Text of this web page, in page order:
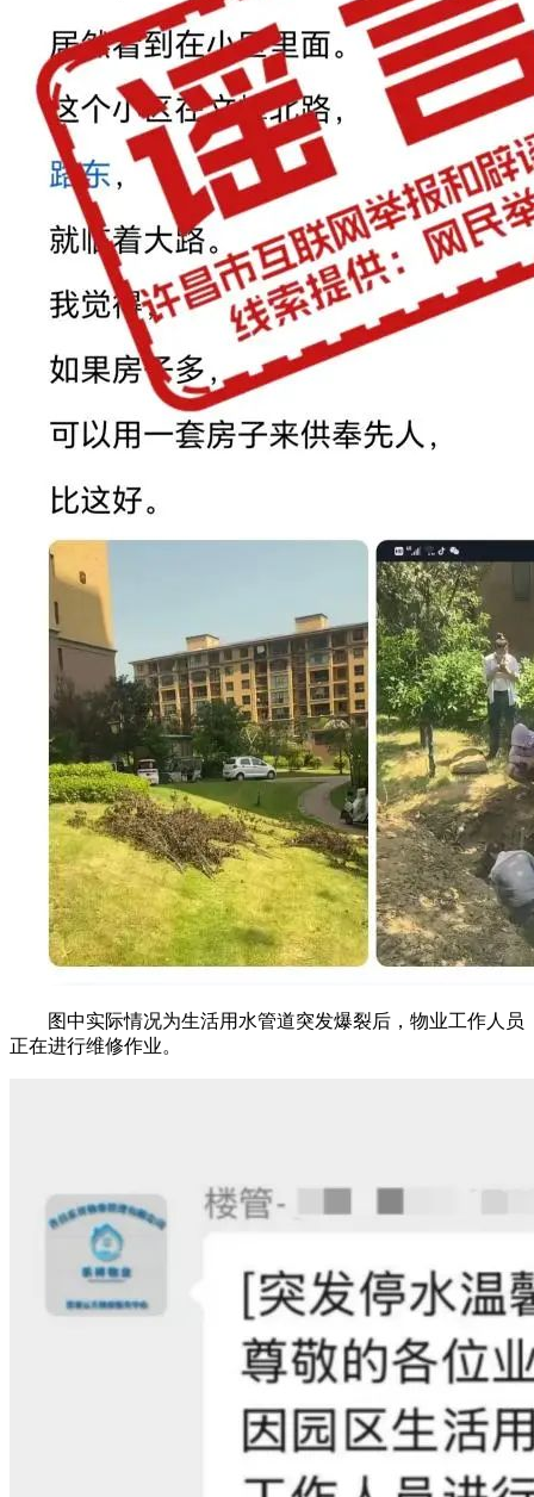
图中实际情况为生活用水管道突发爆裂后，物业工作人员
正在进行维修作业。